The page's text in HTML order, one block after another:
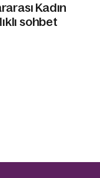
Kadın
sohbet